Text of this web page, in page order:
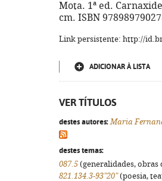
Mota. 1ª ed.
cm. ISBN
Link persistente: http://
ADICIONAR À LISTA
VER TÍTULOS
destes autores: Maria
destes temas:
087.5 (generalidades,
821.134.3-93"20"(poesia,